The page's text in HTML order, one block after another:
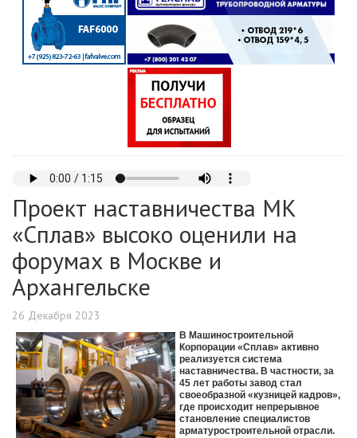
Проект наставничества МК
«Сплав» высоко оценили на
форумах в Москве и
Архангельске
26 Декабря 2023
В Машиностроительной
Корпорации «Сплав» активно
реализуется система
наставничества. В частности, за
45 лет работы завод стал
своеобразной «кузницей кадров»,
где происходит непрерывное
становление специалистов
арматуростроительной отрасли.